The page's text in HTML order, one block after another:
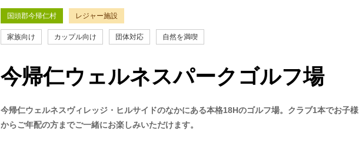
国頭郡今帰仁村 レジャー施設
家族向け カップル向け 団体対応 自然を満喫
今帰仁ウェルネスパークゴルフ場
今帰仁ウェルネスヴィレッジ・ヒルサイドのなかにある本格18Hのゴルフ場。クラブ1本でお子様
からご年配の方までご一緒にお楽しみいただけます。